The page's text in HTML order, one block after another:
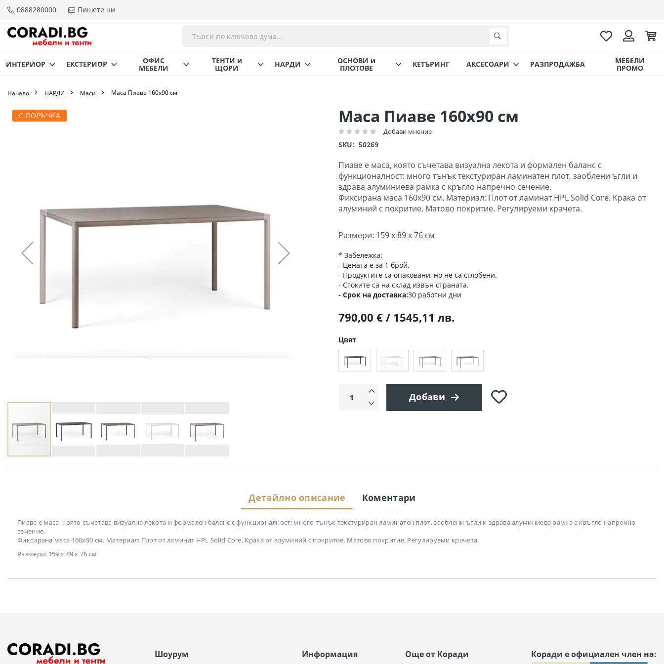
Прескачане
съдържанието
0888280000 Пишете ни
Любими
ИНТЕРИОР ЕКСТЕРИОР ОФИС
МЕБЕЛИ
ТЕНТИ и
ЩОРИ НАРДИ ОСНОВИ и
ПЛОТОВЕ КЕТЪРИНГ AКСЕСОАРИ РАЗПРОДАЖБА МЕБЕЛИ
ПРОМО
Начало НАРДИ Маси Маса Пиаве 160х90 см
Маса Пиаве 160х90 см
Рейтинг: Добави мнение
SKU 50269
Пиаве е маса, която съчетава визуална лекота и формален баланс с
функционалност: много тънък текстуриран ламинатен плот, заоблени ъгли и
здрава алуминиева рамка с кръгло напречно сечение.
Фиксирана маса 160x90 см. Материал: Плот от ламинат HPL Solid Core. Крака от
алуминий с покритие. Матово покритие. Регулируеми крачета.
Размери: 159 х 89 х 76 см
* Забележка:
- Цената е за 1 брой.
- Продуктите са опаковани, но не са сглобени.
- Стоките са на склад извън страната.
Срок на доставка 30 работни дни
790,00 € / 1545,11 лв.
Цвят
Добави
С ПОРЪЧКА
Преминете
към
към
снимки
Детайлно описание
Пиаве е маса, която съчетава визуална лекота и формален баланс с функционалност: много тънък текстуриран ламинатен плот, заоблени ъгли и здрава алуминиева рамка с кръгло напречно
сечение.
Фиксирана маса 160x90 см. Материал: Плот от ламинат HPL Solid Core. Крака от алуминий с покритие. Матово покритие. Регулируеми крачета.
Размери: 159 х 89 х 76 см
Коментари
Шоурум
Информация
Още от Коради
Коради е официален член на: